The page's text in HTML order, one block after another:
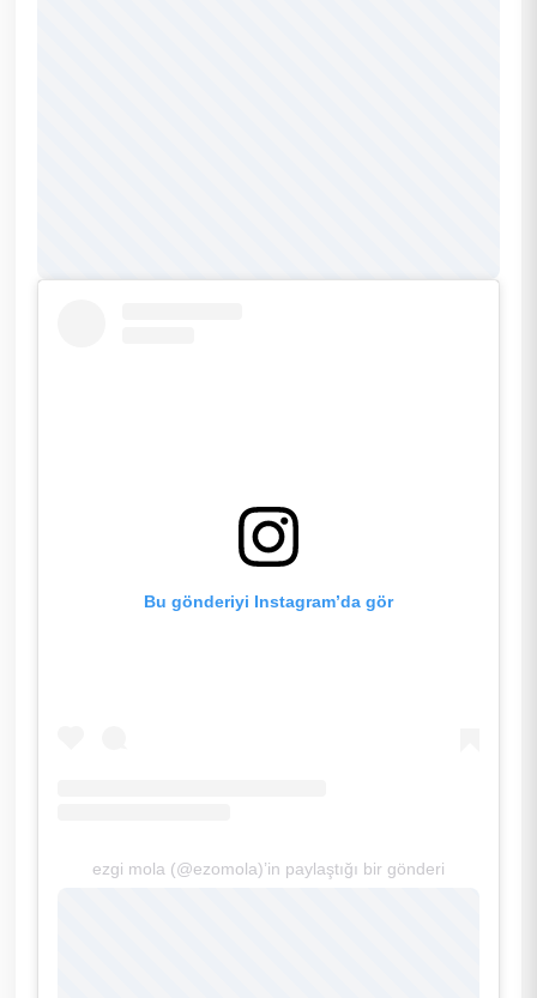
Bu gönderiyi Instagram’da gör
ezgi mola (@ezomola)’in paylaştığı bir gönderi